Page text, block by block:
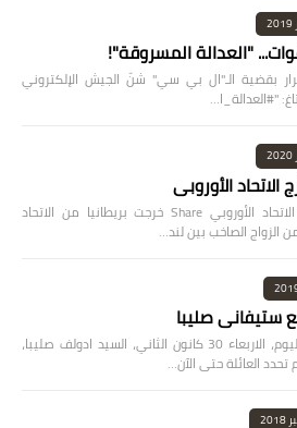
"العدالة المسروقة"!
بقضية الـ"ال بي سي" شنّ الجيش الإلكتروني
"#العدالة_ا…
الاتحاد الأوروبي
بريطانيا خارج الاتحاد الأوروبي Share خرجت بريطانيا من الاتحاد
ستيفاني صليبا
توفي صباح اليوم، الاربعاء 30 كانون الثاني، السيد ادولف صليبا،
العائلة حتى الآن…